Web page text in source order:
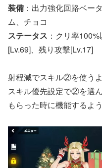
装備 ：出力強化回路ベー
ム、チョコ
ステータス ：クリ率
[Lv.69]、残り攻撃[Lv.17]
射程減でスキル②を使うよ
スキル優先設定で②を選
もらった時に機能するよ